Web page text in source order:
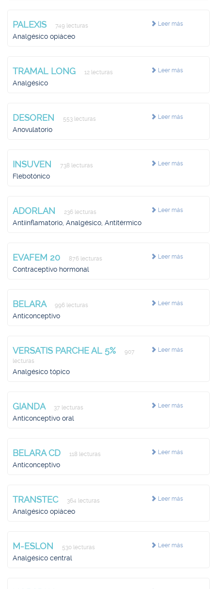
Leer más
PALEXIS 749 lecturas
Analgésico opiáceo
Leer más
TRAMAL LONG 12 lecturas
Analgésico
Leer más
DESOREN 553 lecturas
Anovulatorio
Leer más
INSUVEN 738 lecturas
Flebotónico
Leer más
ADORLAN 236 lecturas
Antiinflamatorio, Analgésico, Antitérmico
Leer más
EVAFEM 20 876 lecturas
Contraceptivo hormonal
Leer más
BELARA 996 lecturas
Anticonceptivo
Leer más
VERSATIS PARCHE AL 5%
907
lecturas
Analgésico tópico
Leer más
GIANDA 37 lecturas
Anticonceptivo oral
Leer más
BELARA CD 118 lecturas
Anticonceptivo
Leer más
TRANSTEC 364 lecturas
Analgésico opiáceo
Leer más
M-ESLON 530 lecturas
Analgésico central